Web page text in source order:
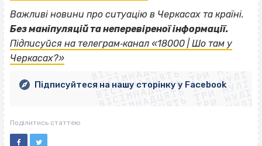
Важливі новини про ситуацію в Черкасах та країні.
Без маніпуляцій та неперевіреної інформації.
Підписуйся на телеграм‐канал «18000 | Шо там у
Черкасах?»
ВІСІМНАДЦЯТЬ ТРИ НУЛІ
ВІСІМНАДЦЯТЬ ТРИ НУЛІ
ВІСІМНАДЦЯТЬ ТРИ НУЛІ
ВІСІМНАДЦЯТЬ ТРИ НУЛІ
ВІСІМНАДЦЯТЬ ТРИ НУЛІ
ВІСІМНАДЦЯТЬ ТРИ НУЛІ
ВІСІМНАДЦЯТЬ ТРИ НУЛІ
ВІСІМНАДЦЯТЬ ТРИ НУЛІ
Підписуйтеся на нашу сторінку у Facebook
Поділитись статтею